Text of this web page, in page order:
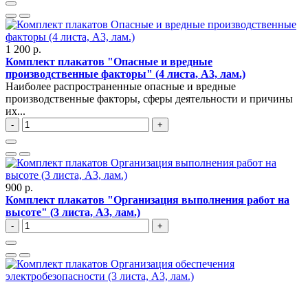
1 200 р.
Комплект плакатов "Опасные и вредные
производственные факторы" (4 листа, A3, лам.)
Наиболее распространенные опасные и вредные
производственные факторы, сферы деятельности и причины
их...
- +
900 р.
Комплект плакатов "Организация выполнения работ на
высоте" (3 листа, A3, лам.)
- +